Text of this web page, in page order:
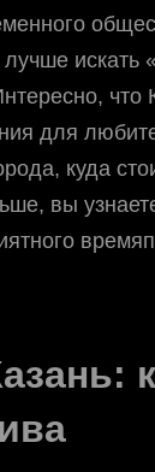
лучше
что
для
куда
вы